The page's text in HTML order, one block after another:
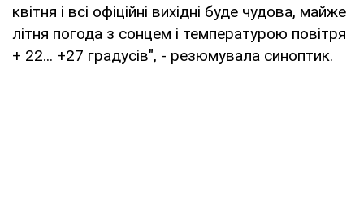
квітня і всі офіційні вихідні буде чудова, майже
літня погода з сонцем і температурою повітря
+ 22... +27 градусів", - резюмувала синоптик.